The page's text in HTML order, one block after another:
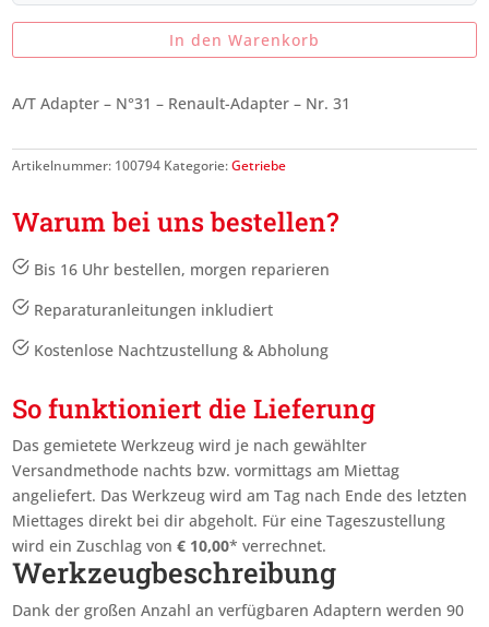
In den Warenkorb
A/T Adapter – N°31 – Renault-Adapter – Nr. 31
Artikelnummer: 100794 Kategorie:Getriebe
Warum bei uns bestellen?
Bis 16 Uhr bestellen, morgen reparieren
Reparaturanleitungen inkludiert
Kostenlose Nachtzustellung & Abholung
So funktioniert die Lieferung
Das gemietete Werkzeug wird je nach gewählter
Versandmethode nachts bzw. vormittags am Miettag
angeliefert. Das Werkzeug wird am Tag nach Ende des letzten
Miettagesdirekt bei dir abgeholt. Für eine Tageszustellung
wird ein Zuschlag von€ 10,00* verrechnet.
Werkzeugbeschreibung
Dank der großen Anzahl an verfügbaren Adaptern werden 90